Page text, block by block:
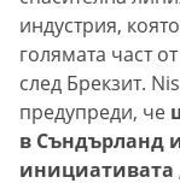
индустрия,
голямата част
след Брекзит.
предупреди, че
в Съндърланд
инициативата